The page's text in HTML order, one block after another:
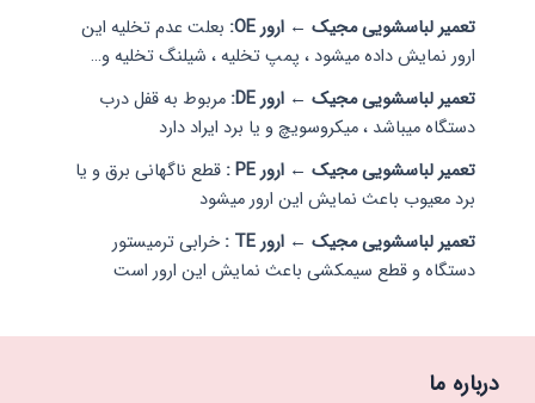
تعمیر لباسشویی مجیک ← ارور OE:
بعلت عدم تخلیه این
ارور نمایش داده میشود ، پمپ تخلیه ، شیلنگ تخلیه و…
تعمیر لباسشویی مجیک ← ارور DE:
مربوط به قفل درب
دستگاه میباشد ، میکروسویچ و یا برد ایراد دارد
تعمیر لباسشویی مجیک ← ارور PE :
قطع ناگهانی برق و یا
برد معیوب باعث نمایش این ارور میشود
تعمیر لباسشویی مجیک ← ارور TE :
خرابی ترمیستور
دستگاه و قطع سیمکشی باعث نمایش این ارور است
درباره ما